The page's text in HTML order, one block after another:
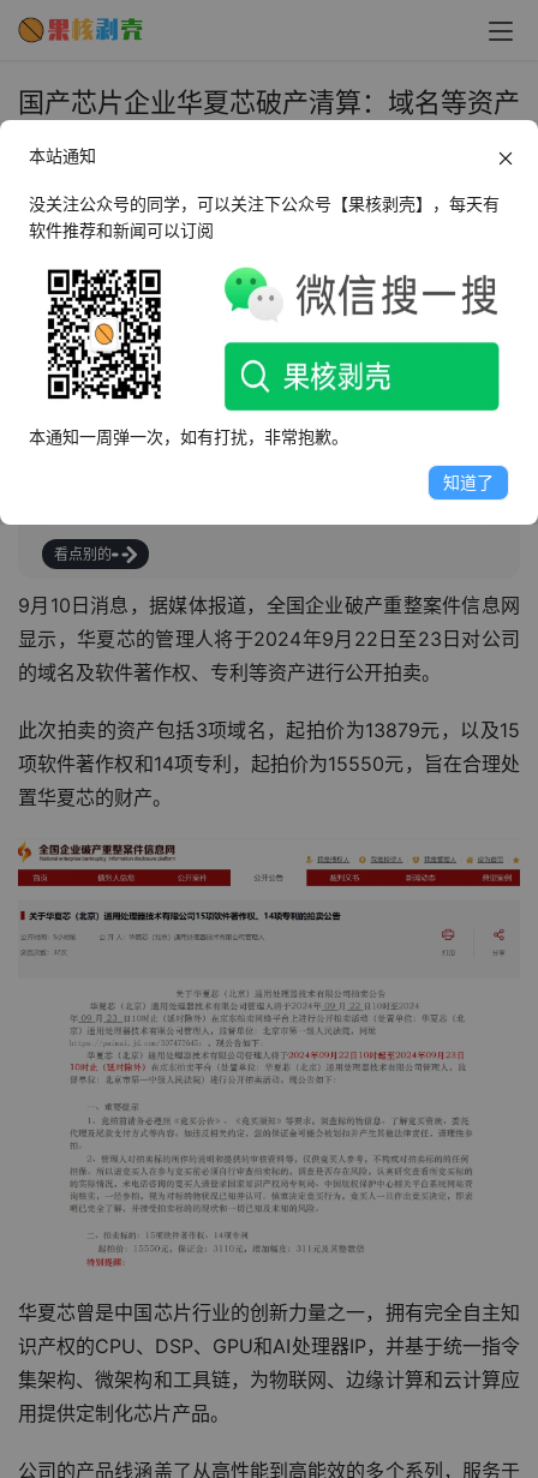
国产芯片企业华夏芯破产清算：域名等资产
2024年9月10日 上午11:19 圈内新闻
AI摘要
此内容由AI根据文章内容自动生成，并已由人工审核
华夏芯将于2024年9月拍卖其域名、软件著作权及专利等
资产，以处置财产。华夏芯曾是中国芯片创新力量，拥有
自主CPU、DSP、GPU等处理器IP，服务多个领域。但公
司面临经营困境，存在多条风险信息，今年4月被裁定破产
看点别的
9月10日消息，据媒体报道，全国企业破产重整案件信息网
显示，华夏芯的管理人将于2024年9月22日至23日对公司
的域名及软件著作权、专利等资产进行公开拍卖。
此次拍卖的资产包括3项域名，起拍价为13879元，以及15
项软件著作权和14项专利，起拍价为15550元，旨在合理处
置华夏芯的财产。
华夏芯曾是中国芯片行业的创新力量之一，拥有完全自主知
识产权的CPU、DSP、GPU和AI处理器IP，并基于统一指令
集架构、微架构和工具链，为物联网、边缘计算和云计算应
用提供定制化芯片产品。
公司的产品线涵盖了从高性能到高能效的多个系列，服务于
本站通知
没关注公众号的同学，可以关注下公众号【果核剥壳】，每天有
软件推荐和新闻可以订阅
本通知一周弹一次，如有打扰，非常抱歉。
知道了